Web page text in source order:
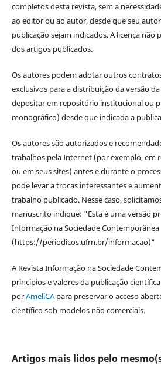
completos desta revista, sem a
ao editor ou ao autor, desde que seu
publicação sejam indicados. A licença não
dos artigos publicados.
Os autores podem adotar outros
exclusivos para a distribuição da versão
depositar em repositório institucional ou
monográfico) desde que indicada a
Os autores são autorizados e
trabalhos pela Internet (por exemplo, em
ou em seus sites) antes e durante o
pode levar a trocas interessantes e
trabalho publicado. Nesse caso,
manuscrito indique: "Esta é uma versão
Informação na Sociedade Contemporânea
(https://periodicos.ufrn.br/informacao)"
A Revista Informação na Sociedade
principios e valores da publicação
porAmeliCApara preservar o acceso
científico sob modelos não comerciais.
Artigos mais lidos pelo